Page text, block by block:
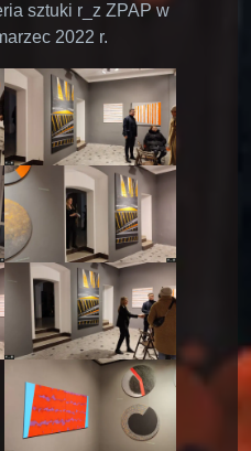
sztuki r_z ZPAP w
2022 r.